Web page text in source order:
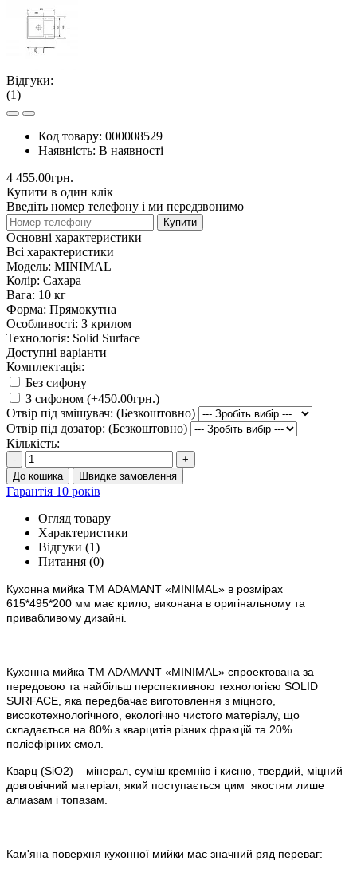
Відгуки:
(1)
Код товару: 000008529
Наявність: В наявності
4 455.00грн.
Купити в один клік
Введіть номер телефону і ми передзвонимо
Купити
Основні характеристики
Всі характеристики
Модель: MINIMAL
Колір: Сахара
Вага: 10 кг
Форма: Прямокутна
Особливості: З крилом
Технологія: Solid Surface
Доступні варіанти
Комплектація:
Без сифону
З сифоном (+450.00грн.)
Отвір під змішувач: (Безкоштовно)
Отвір під дозатор: (Безкоштовно)
Кількість:
-
+
До кошика
Швидке замовлення
Гарантія 10 років
Огляд товару
Характеристики
Відгуки (1)
Питання (0)
Кухонна мийка ТМ ADAMANT «MINIMAL » в розмірах
615*495*200 мм має крило, виконана в оригінальному та
привабливому дизайні.
Кухонна мийка ТМ ADAMANT «MINIMAL » спроектована за
передовою та найбільш перспективною технологією SOLID
SURFACE, яка передбачає виготовлення з міцного,
високотехнологічного, екологічно чистого матеріалу, що
складається на 80% з кварцитів різних фракцій та 20%
поліефірних смол.
Кварц (SiO2) – мінерал, суміш кремнію і кисню, твердий, міцний
довговічний матеріал, який поступається цим якостям лише
алмазам і топазам.
Кам'яна поверхня кухонної мийки має значний ряд переваг: